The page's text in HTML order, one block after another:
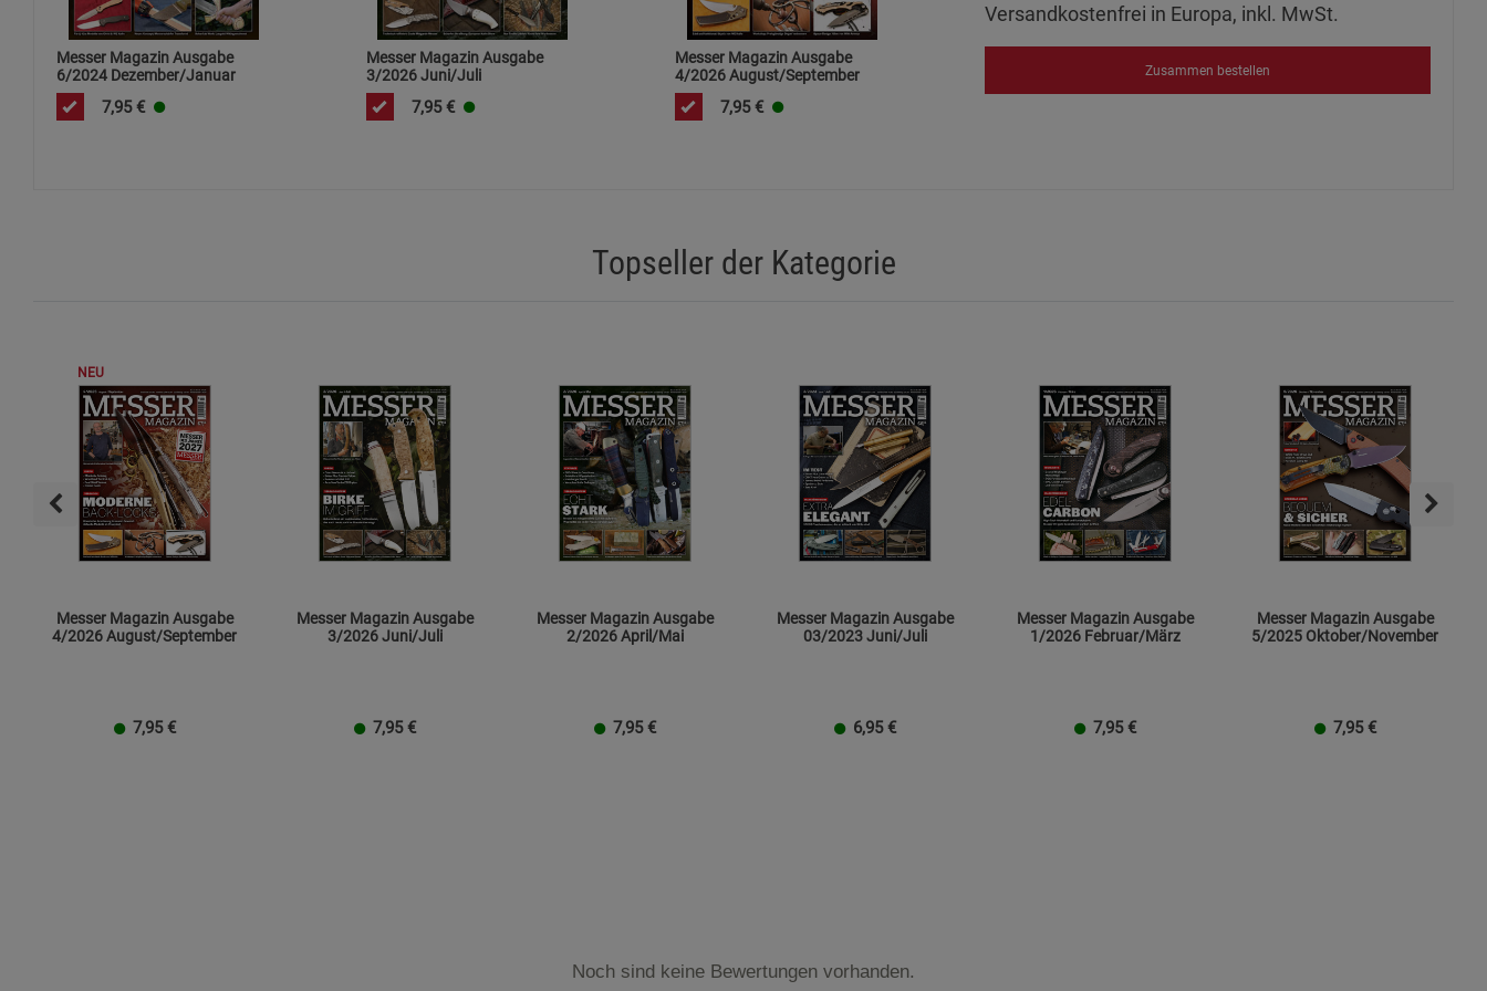
Messer Magazin Ausgabe
6/2024 Dezember/Januar
7,95 €
Messer Magazin Ausgabe
3/2026 Juni/Juli
7,95 €
Messer Magazin Ausgabe
4/2026 August/September
7,95 €
Versandkostenfrei in Europa, inkl. MwSt.
Zusammen bestellen
Topseller der Kategorie
NEU
Messer Magazin Ausgabe
4/2026 August/September
7,95 €
Messer Magazin Ausgabe
3/2026 Juni/Juli
7,95 €
Messer Magazin Ausgabe
2/2026 April/Mai
7,95 €
Messer Magazin Ausgabe
03/2023 Juni/Juli
6,95 €
Messer Magazin Ausgabe
1/2026 Februar/März
7,95 €
Messer Magazin Ausgabe
5/2025 Oktober/November
7,95 €
Noch sind keine Bewertungen vorhanden.